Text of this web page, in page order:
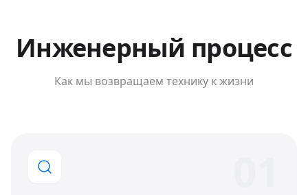
Инженерный процесс
Как мы возвращаем технику к жизни